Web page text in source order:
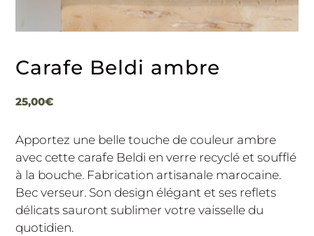
Carafe Beldi ambre
25,00€
Apportez une belle touche de couleur ambre
avec cette carafe Beldi en verre recyclé et soufflé
à la bouche. Fabrication artisanale marocaine.
Bec verseur. Son design élégant et ses reflets
délicats sauront sublimer votre vaisselle du
quotidien.